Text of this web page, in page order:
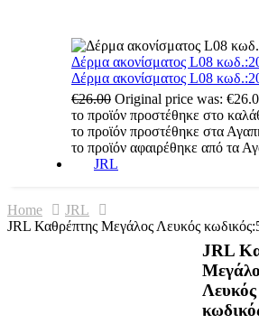
Δέρμα ακονίσματος L08
Δέρμα ακονίσματος L08
€26.00 Original price was:
το προϊόν προστέθηκε στο
το προϊόν προστέθηκε στα
το προϊόν αφαιρέθηκε από τα
JRL
Home
JRL
JRL Καθρέπτης Μεγάλος Λευκός
JRL
Λευκός